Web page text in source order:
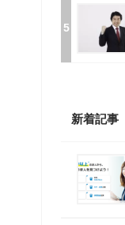
5
新着記事